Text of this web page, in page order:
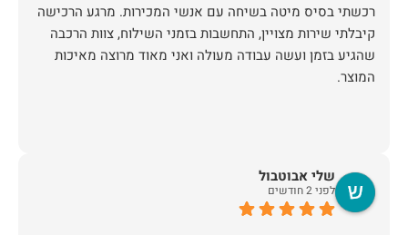
רכשתי בסיס מיטה בשיחה עם אנשי המכירות. מרגע הרכישה
קיבלתי שירות מצויין, התחשבות בזמני השילוח, צוות הרכבה
שהגיע בזמן ועשה עבודה מעולה ואני מאוד מרוצה מאיכות
המוצר.
שלי אבוטבול
לפני 2 חודשים